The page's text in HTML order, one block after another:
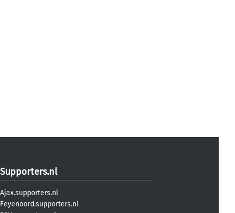
Supporters.nl
Ajax.supporters.nl
Feyenoord.supporters.nl